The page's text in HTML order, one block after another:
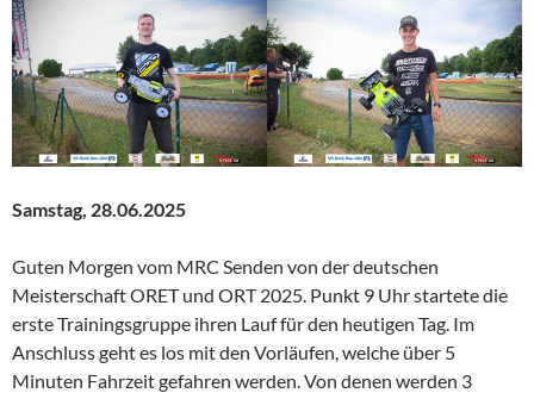
Samstag, 28.06.2025
Guten Morgen vom MRC Senden von der deutschen
Meisterschaft ORET und ORT 2025. Punkt 9 Uhr startete die
erste Trainingsgruppe ihren Lauf für den heutigen Tag. Im
Anschluss geht es los mit den Vorläufen, welche über 5
Minuten Fahrzeit gefahren werden. Von denen werden 3